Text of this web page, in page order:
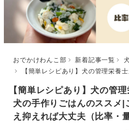
おでかけわんこ部 新着記事一覧
【簡単レシピあり】犬の管理栄養士が教える！犬の手作りごはんのススメ|この
【簡単レシピあり】犬の管
犬の手作りごはんのススメ|
え抑えれば大丈夫（比率・